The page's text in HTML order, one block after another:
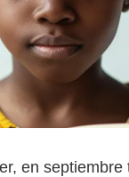
en septiembre